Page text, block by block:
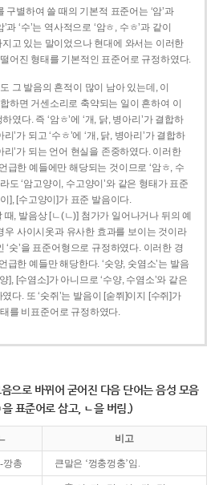
구별하여 쓸 때의 기본적 표준어는 ‘암’과
과 ‘수’는 역사적으로 ‘암ㅎ, 수ㅎ’과 같이
지고 있는 말이었으나 현대에 와서는 이러한
어진 형태를 기본적인 표준어로 규정하였다.
그 발음의 흔적이 많이 남아 있는데, 이
하면 거센소리로 축약되는 일이 흔하여 이
였다. 즉 ‘암ㅎ’에 ‘개, 닭, 병아리’가 결합하
’가 되고 ‘수ㅎ’에 ‘개, 닭, 병아리’가 결합하
리’가 되는 언어 현실을 존중하였다. 이러한
급한 예들에만 해당되는 것이므로 ‘암ㅎ, 수
도 ‘암고양이, 수고양이’와 같은 형태가 표준
], [수고양이]가 표준 발음이다.
때, 발음상 [ㄴ(ㄴ)] 첨가가 일어나거나 뒤의 예
우 사이시옷과 유사한 효과를 보이는 것이라
‘숫’을 표준어형으로 규정하였다. 이러한 경
급한 예들만 해당한다. ‘숫양, 숫염소’는 발음
], [수염소]가 아니므로 ‘수양, 수염소’와 같은
다. 또 ‘숫쥐’는 발음이 [숟쮜]이지 [수쥐]가
를 비표준어로 규정하였다.
으로 바뀌어 굳어진 다음 단어는 음성 모음
표준어로 삼고, ㄴ을 버림.)
비고
깡총 큰말은 ‘껑충껑충’임.